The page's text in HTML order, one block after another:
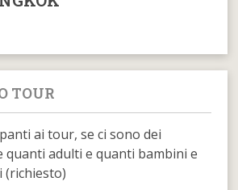
TOUR
ai tour, se ci sono dei
quanti adulti e quanti bambini e
(richiesto)